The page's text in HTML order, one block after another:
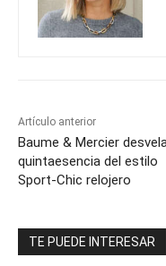
Artículo anterior
Baume & Mercier
quintaesencia del estilo
Sport-Chic relojero
TE PUEDE INTERESAR